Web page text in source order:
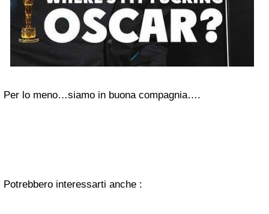
Per lo meno…siamo in buona compagnia….
Potrebbero interessarti anche :